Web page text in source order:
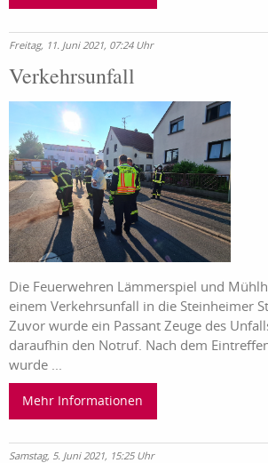
Freitag, 11. Juni 2021, 07:24 Uhr
Verkehrsunfall
Die Feuerwehren Lämmerspiel und
einem Verkehrsunfall in die Steinheimer
Zuvor wurde ein Passant Zeuge des
daraufhin den Notruf. Nach dem
wurde ...
Mehr Informationen
Samstag, 5. Juni 2021, 15:25 Uhr